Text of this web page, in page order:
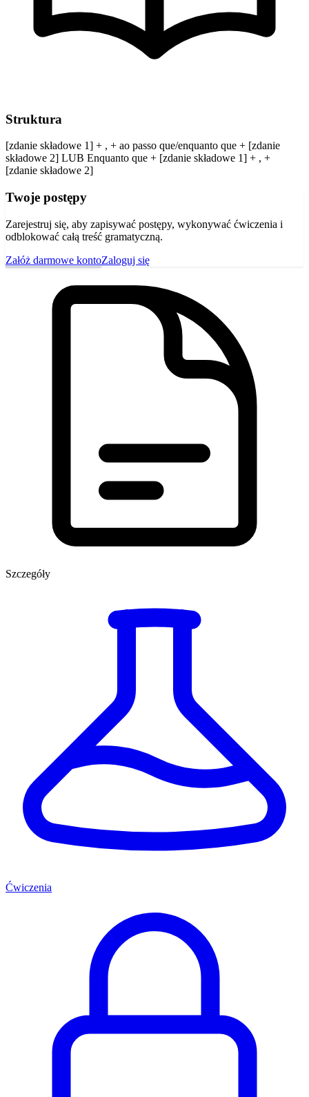
Struktura
[zdanie składowe 1] + , + ao passo que/enquanto que + [zdanie
składowe 2] LUB Enquanto que + [zdanie składowe 1] + , +
[zdanie składowe 2]
Twoje postępy
Zarejestruj się, aby zapisywać postępy, wykonywać ćwiczenia i
odblokować całą treść gramatyczną.
Załóż darmowe kontoZaloguj się
Szczegóły
Ćwiczenia